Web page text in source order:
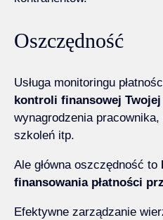
Oszczędność
Usługa monitoringu
kontroli finansowej
wynagrodzenia
szkoleń itp.
Ale główna oszczędność to
finansowania płatności
Efektywne zarządzanie